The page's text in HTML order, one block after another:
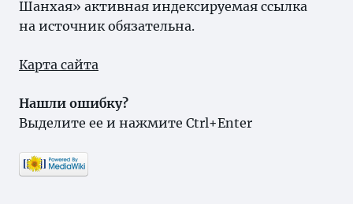
Шанхая» активная индексируемая ссылка
на источник обязательна.
Карта сайта
Нашли ошибку?
Выделите ее и нажмите Ctrl+Enter